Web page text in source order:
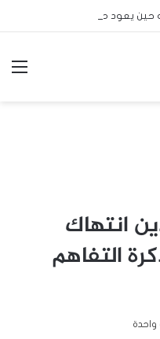
انتهاك
التفاهم
واحدة